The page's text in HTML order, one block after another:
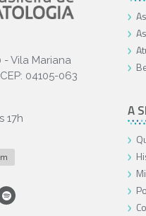
- Vila Mariana
04105-063
17h
A